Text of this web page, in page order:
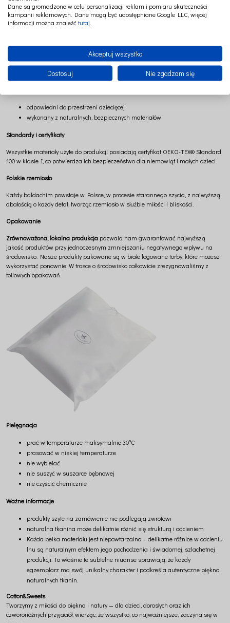
Wymiary
wysokość: 235 cm + 60 cm troczki (+/- 2 cm)
100% len
odpowiedni do przestrzeni dziecięcej
wykonany z naturalnych, bezpiecznych materiałów
Standardy i certyfikaty
Wszystkie materiały użyte do produkcji posiadają certyfikat OEKO-TEX® Standard
100 w klasie I, co potwierdza ich bezpieczeństwo dla niemowląt i małych dzieci.
Polskie rzemiosło
Każdy baldachim powstaje w Polsce, w procesie starannego szycia, z najwyższą
dbałością o każdy detal, tworząc rzemiosło w służbie miłości i bliskości.
Opakowanie
Zrównoważona, lokalna produkcja pozwala nam gwarantować najwyższą
jakość produktów przy jednoczesnym zmniejszaniu negatywnego wpływu na
środowisko. Nasze produkty pakowane są w białe logowane torby, które możesz
wykorzystać ponownie. W trosce o środowisko całkowicie zrezygnowaliśmy z
foliowych opakowań.
Pielęgnacja
prać w temperaturze maksymalnie 30°C
prasować w niskiej temperaturze
nie wybielać
nie suszyć w suszarce bębnowej
nie czyścić chemicznie
Ważne informacje
produkty szyte na zamówienie nie podlegają zwrotowi
naturalna tkanina może delikatnie różnić się strukturą i odcieniem
Każda belka materiału jest niepowtarzalna – delikatne różnice w odcieniu
lnu są naturalnym efektem jego pochodzenia i świadomej, szlachetnej
produkcji. To właśnie te subtelne niuanse sprawiają, że każdy
egzemplarz ma swój unikalny charakter i podkreśla autentyczne piękno
naturalnych tkanin.
Cotton&Sweets
Tworzymy z miłości do piękna i natury — dla dzieci, dorosłych oraz ich
czworonożnych przyjaciół, wierząc, że wszystko, co najważniejsze, zaczyna się w
Dane są gromadzone w celu personalizacji reklam i pomiaru skuteczności
kampanii reklamowych. Dane mogą być udostępniane Google LLC, więcej
informacji można znaleźć tutaj
Akceptuj wszystko
Dostosuj Nie zgadzam się